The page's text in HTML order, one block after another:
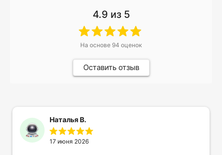
4.9 из 5
На основе 94 оценок
Оставить отзыв
Наталья В.
17 июня 2026